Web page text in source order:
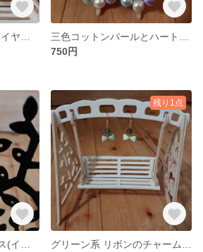
750円
残り1点